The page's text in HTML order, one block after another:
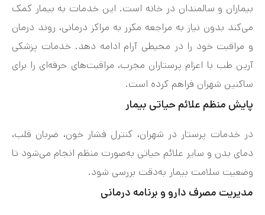
بیماران و سالمندان در خانه است. این خدمات به بیمار کمک
می‌کند بدون نیاز به مراجعه مکرر به مراکز درمانی، روند درمان
و مراقبت خود را در محیطی آرام ادامه دهد. خدمات پزشکی
آرین طب با اعزام پرستاران مجرب، مراقبت‌های حرفه‌ای را برای
ساکنین شهران فراهم کرده است.
پایش منظم علائم حیاتی بیمار
در خدمات پرستار در شهران، کنترل فشار خون، ضربان قلب،
دمای بدن و سایر علائم حیاتی به‌صورت منظم انجام می‌شود تا
وضعیت سلامت بیمار به‌دقت بررسی شود.
مدیریت مصرف دارو و برنامه درمانی